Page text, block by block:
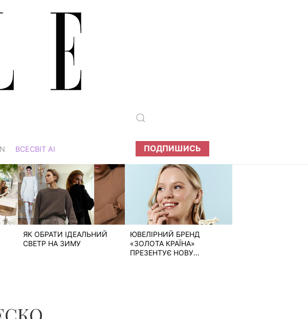
ВСЕСВІТ АІ ПОДПИШИСЬ
ЯК ОБРАТИ ІДЕАЛЬНИЙ
СВЕТР НА ЗИМУ
ЮВЕЛІРНИЙ БРЕНД
«ЗОЛОТА КРАЇНА»
ПРЕЗЕНТУЄ НОВУ